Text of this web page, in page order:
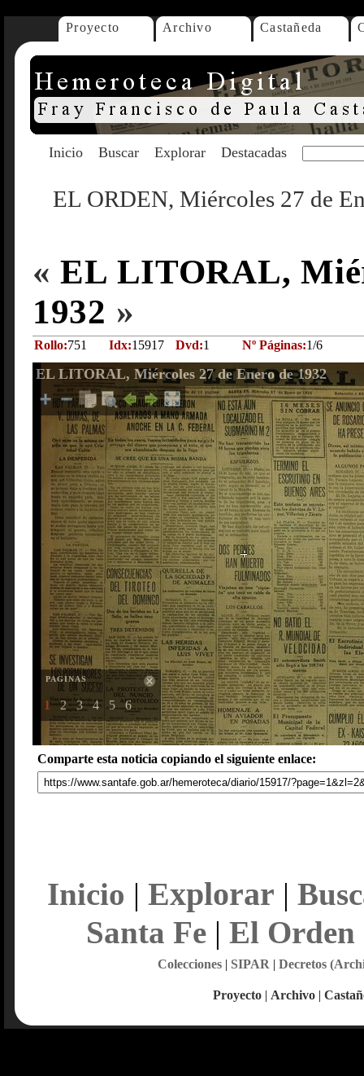
Proyecto Archivo Castañeda
Inicio Buscar Explorar Destacadas
EL ORDEN, Miércoles 27 de
« EL LITORAL,
1932 »
Rollo:751 Idx:15917 Dvd:1 Nº Páginas:1/6
EL LITORAL, Miércoles 27 de Enero de 1932
PAGINAS
1 2 3 4 5 6
Comparte esta noticia copiando el siguiente enlace:
Inicio | Explorar |
Santa Fe| El Orden
Colecciones| SIPAR | Decretos
Proyecto | Archivo |